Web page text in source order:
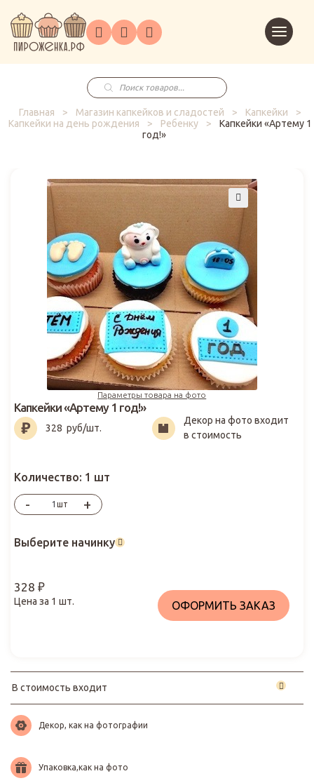
ГлавнаяКаталог
на
заказ
Праздники
Корпоративным
клиентам
в
корзину
Поиск
товаров
Главная
> Магазин капкейков и сладостей > Капкейки
>
Капкейки на день рождения
> Ребенку >
Капкейки «Артему 1
год!»
Параметры товара на фото
328₽
Капкейки «Артему 1 год!»
328 руб/шт.
Декор на фото входит
в стоимость
Количество: 1 шт
- шт +
Выберите начинку
328 ₽
Цена за 1 шт. ОФОРМИТЬ ЗАКАЗ
В стоимость входит
Декор, как на фотографии
Упаковка,как на фото